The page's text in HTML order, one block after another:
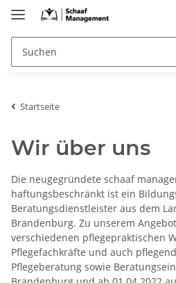
Startseite
Wir über uns
Die neugegründete schaaf
haftungsbeschränkt ist ein
Beratungsdienstleister aus dem
Brandenburg. Zu unserem
verschiedenen pflegepraktischen
Pflegefachkräfte und auch
Pflegeberatung sowie